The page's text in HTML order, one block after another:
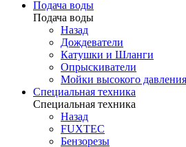
Подача воды
Подача воды
Назад
Дождеватели
Катушки и Шланги
Опрыскиватели
Мойки высокого давления
Специальная техника
Специальная техника
Назад
FUXTEC
Бензорезы